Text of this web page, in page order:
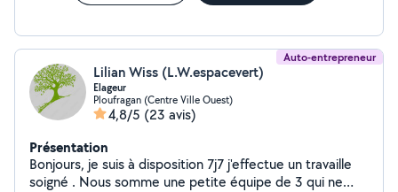
Auto-entrepreneur
Lilian Wiss (L.W.espacevert)
Elageur
Ploufragan (Centre Ville Ouest)
4,8/5 (23 avis)
Présentation
Bonjours, je suis à disposition 7j7 j'effectue un travaille
soigné . Nous somme une petite équipe de 3 qui ne